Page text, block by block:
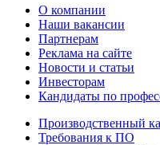
О компании
Наши вакансии
Партнерам
Реклама на сайте
Новости и статьи
Инвесторам
Кандидаты по
Производственный
Требования к ПО